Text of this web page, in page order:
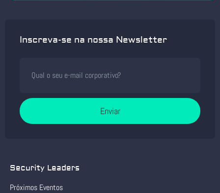
Inscreva-se na nossa Newsletter
Enviar
Security Leaders
Próximos Eventos